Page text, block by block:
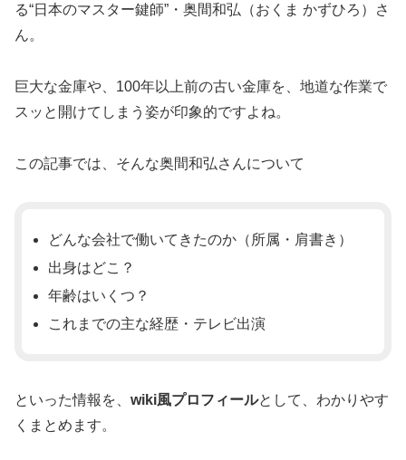
る“日本のマスター鍵師”・奥間和弘（おくま かずひろ）さ
ん。
巨大な金庫や、100年以上前の古い金庫を、地道な作業で
スッと開けてしまう姿が印象的ですよね。
この記事では、そんな奥間和弘さんについて
どんな会社で働いてきたのか（所属・肩書き）
出身はどこ？
年齢はいくつ？
これまでの主な経歴・テレビ出演
といった情報を、 wiki風プロフィールとして、わかりやす
くまとめます。